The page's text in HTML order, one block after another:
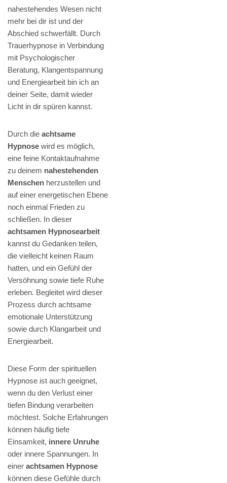
nahestehendes Wesen nicht
mehr bei dir ist und der
Abschied schwerfällt. Durch
Trauerhypnose in Verbindung
mit Psychologischer
Beratung, Klangentspannung
und Energiearbeit bin ich an
deiner Seite, damit wieder
Licht in dir spüren kannst.
Durch die achtsame
Hypnose wird es möglich,
eine feine Kontaktaufnahme
zu deinem nahestehenden
Menschen herzustellen und
auf einer energetischen Ebene
noch einmal Frieden zu
schließen. In dieser
achtsamen Hypnosearbeit
kannst du Gedanken teilen,
die vielleicht keinen Raum
hatten, und ein Gefühl der
Versöhnung sowie tiefe Ruhe
erleben. Begleitet wird dieser
Prozess durch achtsame
emotionale Unterstützung
sowie durch Klangarbeit und
Energiearbeit.
Diese Form der spirituellen
Hypnose ist auch geeignet,
wenn du den Verlust einer
tiefen Bindung verarbeiten
möchtest. Solche Erfahrungen
können häufig tiefe
Einsamkeit, innere Unruhe
oder innere Spannungen. In
einer achtsamen Hypnose
können diese Gefühle durch